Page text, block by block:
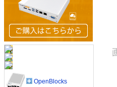
OpenBlocks